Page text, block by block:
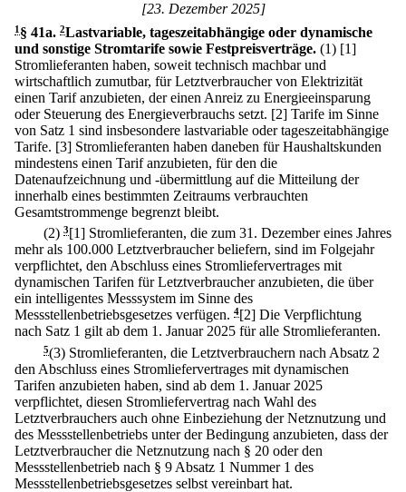
[23. Dezember 2025]
1 § 41a. 2Lastvariable, tageszeitabhängige oder dynamische
und sonstige Stromtarife sowie Festpreisverträge. (1) [1]
Stromlieferanten haben, soweit technisch machbar und
wirtschaftlich zumutbar, für Letztverbraucher von Elektrizität
einen Tarif anzubieten, der einen Anreiz zu Energieeinsparung
oder Steuerung des Energieverbrauchs setzt. [2] Tarife im Sinne
von Satz 1 sind insbesondere lastvariable oder tageszeitabhängige
Tarife. [3] Stromlieferanten haben daneben für Haushaltskunden
mindestens einen Tarif anzubieten, für den die
Datenaufzeichnung und -übermittlung auf die Mitteilung der
innerhalb eines bestimmten Zeitraums verbrauchten
Gesamtstrommenge begrenzt bleibt.
(2) 3[1] Stromlieferanten, die zum 31. Dezember eines Jahres
mehr als 100.000 Letztverbraucher beliefern, sind im Folgejahr
verpflichtet, den Abschluss eines Stromliefervertrages mit
dynamischen Tarifen für Letztverbraucher anzubieten, die über
ein intelligentes Messsystem im Sinne des
Messstellenbetriebsgesetzes verfügen. 4[2] Die Verpflichtung
nach Satz 1 gilt ab dem 1. Januar 2025 für alle Stromlieferanten.
5(3) Stromlieferanten, die Letztverbrauchern nach Absatz 2
den Abschluss eines Stromliefervertrages mit dynamischen
Tarifen anzubieten haben, sind ab dem 1. Januar 2025
verpflichtet, diesen Stromliefervertrag nach Wahl des
Letztverbrauchers auch ohne Einbeziehung der Netznutzung und
des Messstellenbetriebs unter der Bedingung anzubieten, dass der
Letztverbraucher die Netznutzung nach § 20 oder den
Messstellenbetrieb nach § 9 Absatz 1 Nummer 1 des
Messstellenbetriebsgesetzes selbst vereinbart hat.